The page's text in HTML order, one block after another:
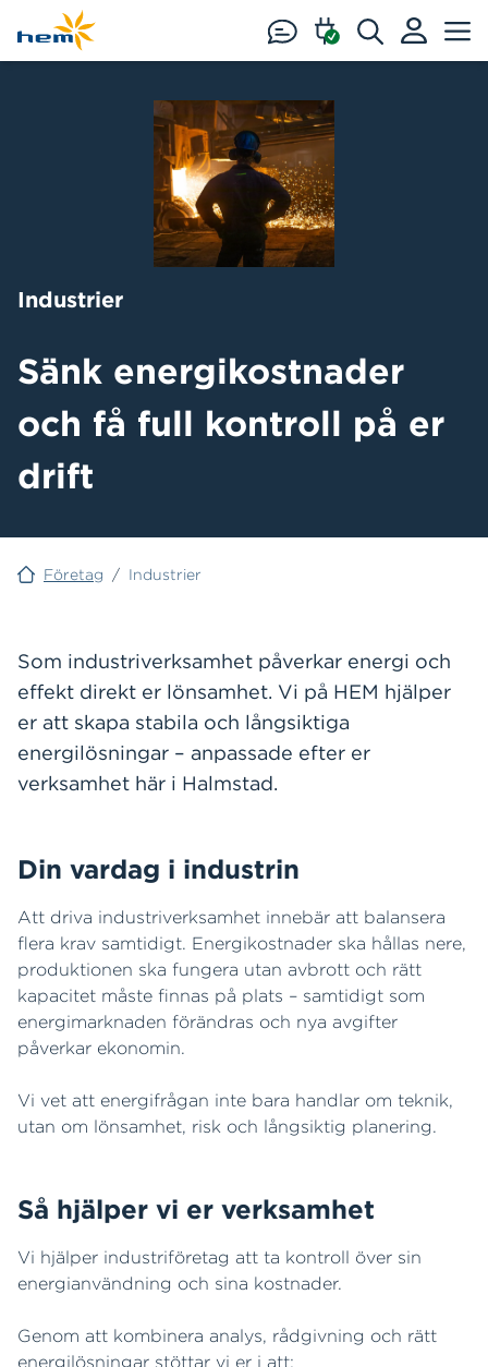
Hoppa till huvudinnehåll
Sänk energikostnader
och få full kontroll på er
drift
Industrier
Företag / Industrier
Som industriverksamhet påverkar energi och
effekt direkt er lönsamhet. Vi på HEM hjälper
er att skapa stabila och långsiktiga
energilösningar – anpassade efter er
verksamhet här i Halmstad.
Din vardag i industrin
Att driva industriverksamhet innebär att balansera
flera krav samtidigt. Energikostnader ska hållas nere,
produktionen ska fungera utan avbrott och rätt
kapacitet måste finnas på plats – samtidigt som
energimarknaden förändras och nya avgifter
påverkar ekonomin.
Vi vet att energifrågan inte bara handlar om teknik,
utan om lönsamhet, risk och långsiktig planering.
Så hjälper vi er verksamhet
Vi hjälper industriföretag att ta kontroll över sin
energianvändning och sina kostnader.
Genom att kombinera analys, rådgivning och rätt
energilösningar stöttar vi er i att: